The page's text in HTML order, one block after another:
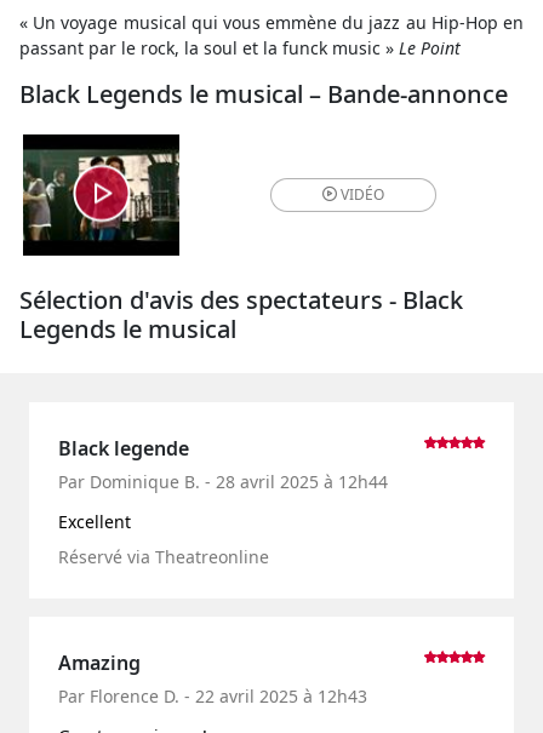
« Un voyage musical qui vous emmène du jazz au Hip-Hop en
passant par le rock, la soul et la funck music » Le Point
Black Legends le musical – Bande-annonce
VIDÉO
Sélection d'avis des spectateurs - Black
Legends le musical
Black legende
Par Dominique B. - 28 avril 2025 à 12h44
Excellent
Réservé via Theatreonline
Amazing
Par Florence D. - 22 avril 2025 à 12h43